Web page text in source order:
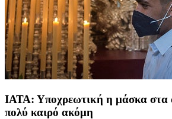
ΙΑΤΑ: Υποχρεωτική η μάσκα στα
πολύ καιρό ακόμη